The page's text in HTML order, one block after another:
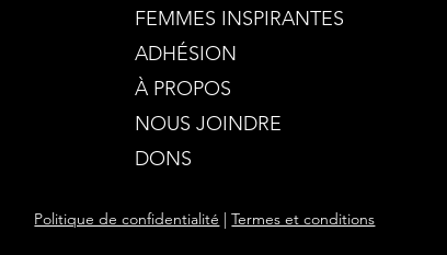
FEMMES INSPIRANTES
ADHÉSION
À PROPOS
NOUS JOINDRE
DONS
Politique de confidentialité |Termes et conditions